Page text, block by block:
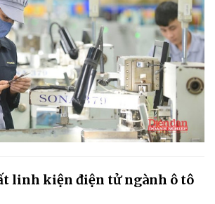
linh kiện điện tử ngành ô tô